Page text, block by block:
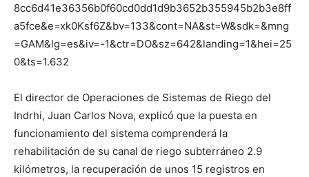
8cc6d41e36356b0f60cd0dd1d9b3652b355945b2b3e8ff
a5fce&e=xk0Ksf6Z&bv=133&cont=NA&st=W&sdk=&mng
=GAM&lg=es&iv=-1&ctr=DO&sz=642&landing=1&hei=25
0&ts=1.632
El director de Operaciones de Sistemas de Riego del
Indrhi, Juan Carlos Nova, explicó que la puesta en
funcionamiento del sistema comprenderá la
rehabilitación de su canal de riego subterráneo 2.9
kilómetros, la recuperación de unos 15 registros en